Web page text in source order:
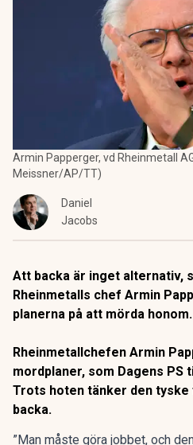
Armin Papperger, vd Rheinmetall
Meissner/AP/TT)
Daniel
Jacobs
Att backa är inget alternativ,
Rheinmetalls chef Armin
planerna på att mörda honom.
Rheinmetallchefen Armin
mordplaner, som Dagens PS
Trots hoten tänker den
backa.
”Man måste göra jobbet, och